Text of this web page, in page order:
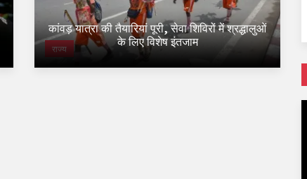
राज्य
कांवड़ यात्रा की तैयारियां पूरी, सेवा शिविरों में श्रद्धालुओं
के लिए विशेष इंतजाम